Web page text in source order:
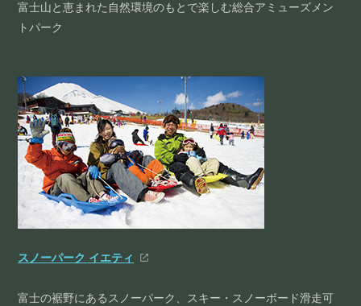
富士山と恵まれた自然環境のもとで楽しむ総合アミューズメン
トパーク
スノーパーク イエティ
富士の裾野にあるスノーパーク、スキー・スノーボード滑走可